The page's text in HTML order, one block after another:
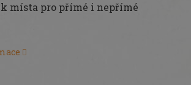
místa pro přímé i nepřímé